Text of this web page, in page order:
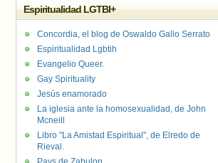
Espiritualidad LGTBI+
Concordia, el blog de Oswaldo Gallo Serrato
Espiritualidad Lgbtih
Evangelio Queer.
Gay Spirituality
Jesús enamorado
La iglesia ante la homosexualidad, de John
Mcneill
Libro "La Amistad Espiritual", de Elredo de
Rieval.